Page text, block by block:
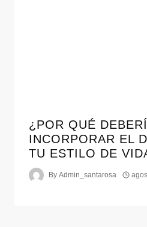
¿POR QUÉ
INCORPORAR EL
TU ESTILO DE
By Admin_santarosa